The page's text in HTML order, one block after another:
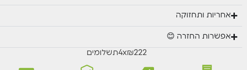
משקל מקסימלי 150 ק”ג
מוצר זה אזל מהמלאי אך יתכן מאוד וישוב למלאי בקרוב.
אחריות ותחזוקה
אפשרות החזרה 😊
₪222
x
4תשלומים